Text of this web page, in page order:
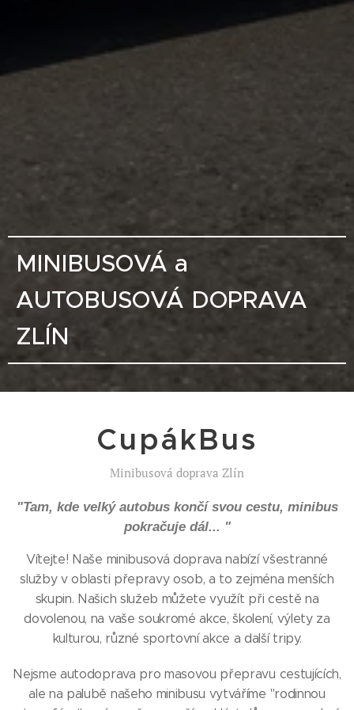
MINIBUSOVÁ a
AUTOBUSOVÁ DOPRAVA
ZLÍN
CupákBus
Minibusová doprava Zlín
"Tam, kde velký autobus končí svou cestu, minibus
pokračuje dál... "
Vítejte! Naše minibusová doprava nabízí všestranné
služby v oblasti přepravy osob, a to zejména menších
skupin. Našich služeb můžete využít při cestě na
dovolenou, na vaše soukromé akce, školení, výlety za
kulturou, různé sportovní akce a další tripy.
Nejsme autodoprava pro masovou přepravu cestujících,
ale na palubě našeho minibusu vytváříme "rodinnou